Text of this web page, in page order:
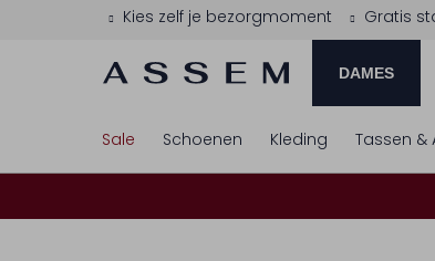
Kies zelf je bezorgmoment Gratis
DAMES
Sale Schoenen Kleding Tassen &